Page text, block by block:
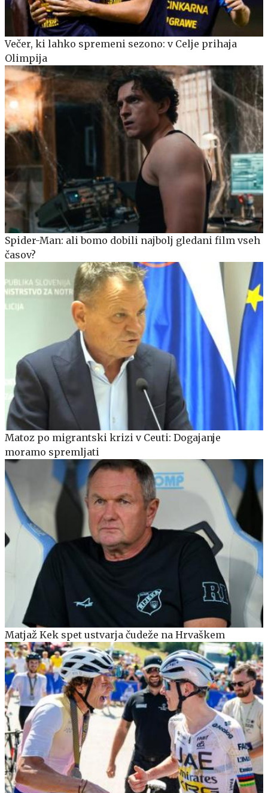
Večer, ki lahko spremeni sezono: v Celje prihaja
Olimpija
Spider-Man: ali bomo dobili najbolj gledani film vseh
časov?
Matoz po migrantski krizi v Ceuti: Dogajanje
moramo spremljati
Matjaž Kek spet ustvarja čudeže na Hrvaškem